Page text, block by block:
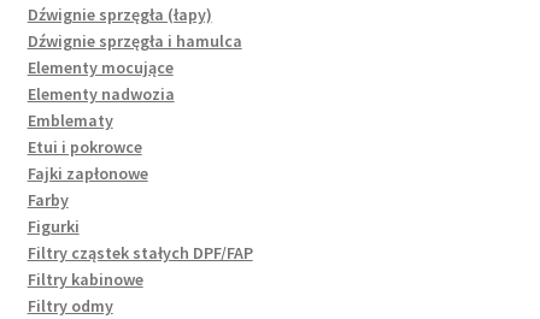
Dźwignie sprzęgła (łapy)
Dźwignie sprzęgła i hamulca
Elementy mocujące
Elementy nadwozia
Emblematy
Etui i pokrowce
Fajki zapłonowe
Farby
Figurki
Filtry cząstek stałych DPF/FAP
Filtry kabinowe
Filtry odmy